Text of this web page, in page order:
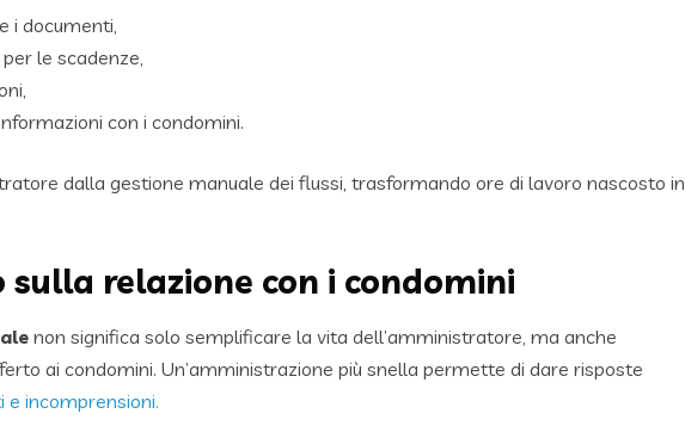
i documenti,
le scadenze,
con i condomini.
dalla gestione manuale dei flussi, trasformando ore di lavoro nascosto in
sulla relazione con i condomini
non significa solo semplificare la vita dell’amministratore, ma anche
ai condomini. Un’amministrazione più snella permette di dare risposte
e incomprensioni.